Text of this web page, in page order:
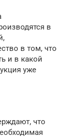
в
в том, что
и в какой
уже
что